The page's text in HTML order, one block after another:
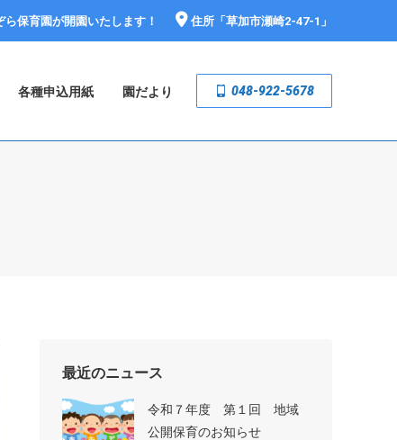
保育園が開園いたします！ 住所「 草加市瀬崎2-47-1 」
各種申込用紙 園だより 048-922-5678
最近のニュース
令和７年度 第１回 地域
公開保育のお知らせ